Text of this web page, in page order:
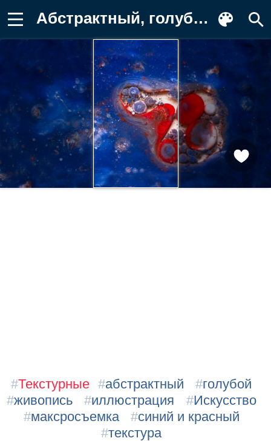
Абстрактный, голубой, живопись Картинка
#Текстурные #абстрактный #голубой
#живопись #иллюстрация #Искусство
#максросъемка #синий и красный
#текстура